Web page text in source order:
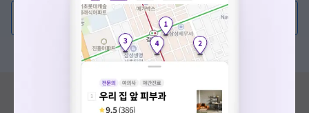
💬 무엇이든 물어보세요
혹은, 의료상담 서비스에 다양한 게시글 보러가기
혹시 잘못된 병원정보가 있나요?
모두닥 팀에 알려주세요!